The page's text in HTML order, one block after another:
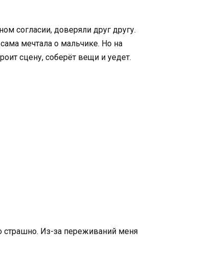
согласии, доверяли друг другу.
мечтала о мальчике. Но на
сцену, соберёт вещи и уедет.
Из-за переживаний меня